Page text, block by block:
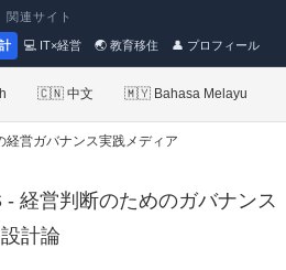
関連サイト
💻 IT×経営 🌏 教育移住 👤 プロフィール
🇨🇳 中文 🇲🇾 Bahasa Melayu
経営ガバナンス実践メディア
経営判断のためのガバナンス
設計論